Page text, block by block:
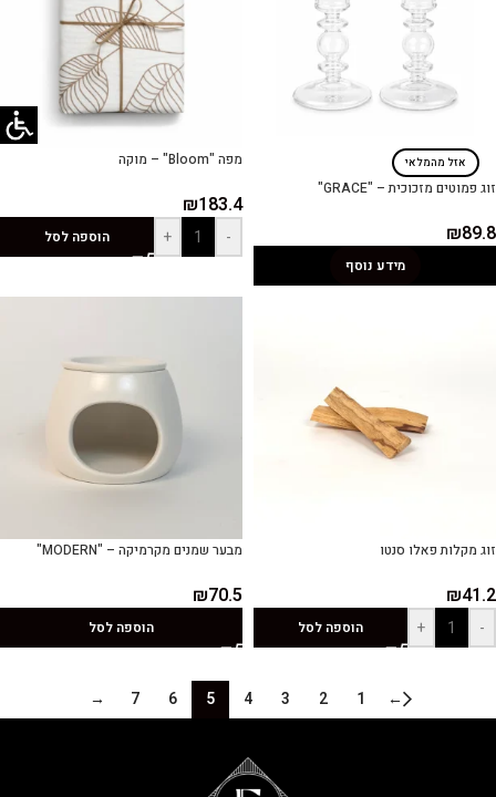
אזל מהמלאי
זוג פמוטים מזכוכית – "GRACE"
₪89.8
מידע נוסף
מפה "Bloom" – מוקה
₪183.4
-
+ הוספה לסל
זוג מקלות פאלו סנטו
₪41.2
-
+ הוספה לסל
מבער שמנים מקרמיקה – "MODERN"
₪70.5
הוספה לסל
←
1
2
3
4
5
6
7
→